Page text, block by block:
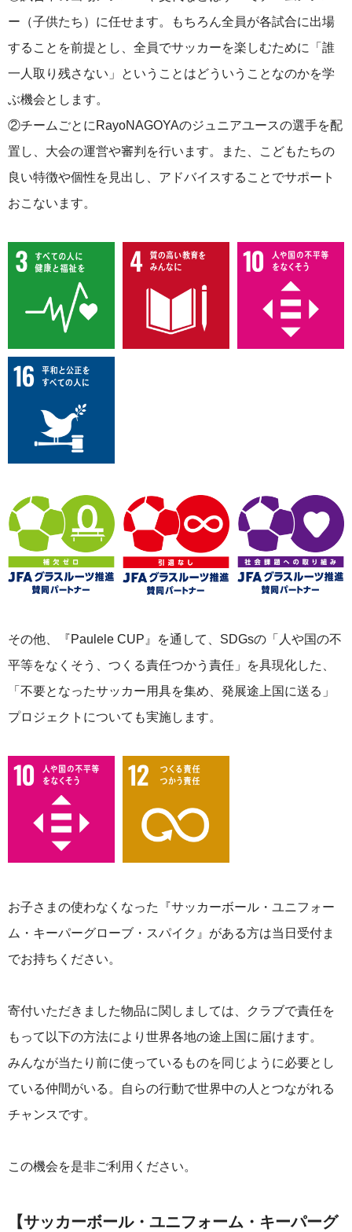
ー（子供たち）に任せます。もちろん全員が各試合に出場
することを前提とし、全員でサッカーを楽しむために「誰
一人取り残さない」ということはどういうことなのかを学
ぶ機会とします。
②チームごとにRayoNAGOYAのジュニアユースの選手を配
置し、大会の運営や審判を行います。また、こどもたちの
良い特徴や個性を見出し、アドバイスすることでサポート
おこないます。
その他、『Paulele CUP』を通して、SDGsの「人や国の不
平等をなくそう、つくる責任つかう責任」を具現化した、
「不要となったサッカー用具を集め、発展途上国に送る」
プロジェクトについても実施します。
お子さまの使わなくなった『サッカーボール・ユニフォー
ム・キーパーグローブ・スパイク』がある方は当日受付ま
でお持ちください。
寄付いただきました物品に関しましては、クラブで責任を
もって以下の方法により世界各地の途上国に届けます。
みんなが当たり前に使っているものを同じように必要とし
ている仲間がいる。自らの行動で世界中の人とつながれる
チャンスです。
この機会を是非ご利用ください。
【サッカーボール・ユニフォーム・キーパーグ